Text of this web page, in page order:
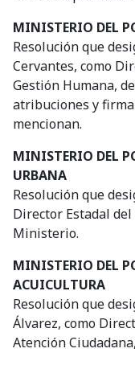
MINISTERIO DEL
Resolución que
Cervantes, como
Gestión Humana,
atribuciones y
mencionan.
MINISTERIO DEL
URBANA
Resolución que
Director Estadal
Ministerio.
MINISTERIO DEL
ACUICULTURA
Resolución que
Álvarez, como
Atención